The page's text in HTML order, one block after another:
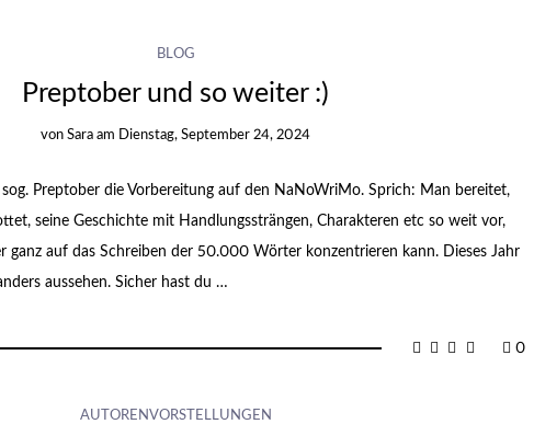
BLOG
Preptober und so weiter :)
vonSara am Dienstag, September 24, 2024
sog. Preptober die Vorbereitung auf den NaNoWriMo. Sprich: Man bereitet,
seine Geschichte mit Handlungssträngen, Charakteren etc so weit vor,
ganz auf das Schreiben der 50.000 Wörter konzentrieren kann. Dieses Jahr
aussehen. Sicher hast du …
0
AUTORENVORSTELLUNGEN